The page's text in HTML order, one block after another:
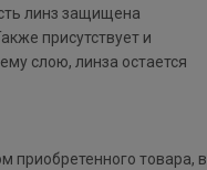
линз защищена
присутствует и
слою, линза остается
приобретенного товара, в